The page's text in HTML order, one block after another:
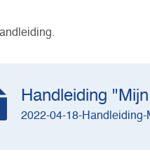
Handleiding
2022-04-18-Handleiding-